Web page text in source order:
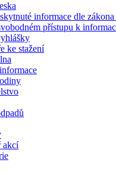
informace dle zákona
přístupu k
ke stažení
akcí